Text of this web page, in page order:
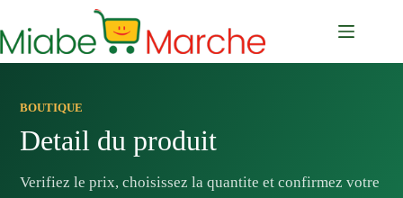
contenu
BOUTIQUE
Detail du produit
Verifiez le prix, choisissez la quantite et confirmez votre